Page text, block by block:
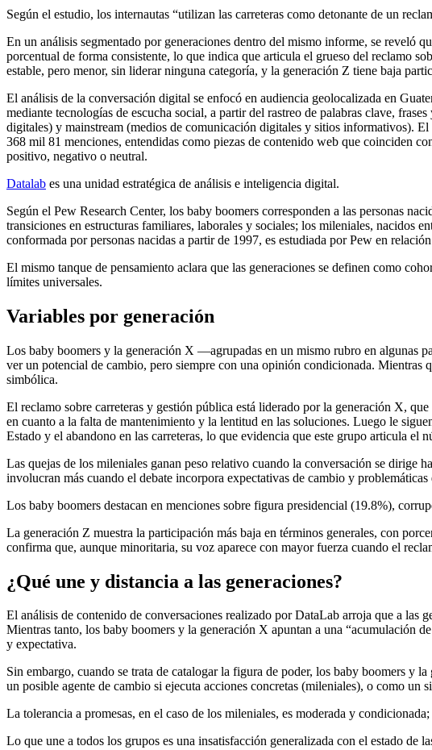
Según el estudio, los internautas “utilizan las carreteras como detonante de un
En un análisis segmentado por generaciones dentro del mismo informe, se reveló
porcentual de forma consistente, lo que indica que articula el grueso del reclamo
estable, pero menor, sin liderar ninguna categoría, y la generación Z tiene baja
El análisis de la conversación digital se enfocó en audiencia geolocalizada en
mediante tecnologías de escucha social, a partir del rastreo de palabras clave,
digitales) y mainstream (medios de comunicación digitales y sitios informativos).
368 mil 81 menciones, entendidas como piezas de contenido web que coinciden
positivo, negativo o neutral.
Datalab es una unidad estratégica de análisis e inteligencia digital.
Según el Pew Research Center, los baby boomers corresponden a las personas
transiciones en estructuras familiares, laborales y sociales; los mileniales, nacidos
conformada por personas nacidas a partir de 1997, es estudiada por Pew en
El mismo tanque de pensamiento aclara que las generaciones se definen como
límites universales.
Variables por generación
Los baby boomers y la generación X —agrupadas en un mismo rubro en algunas
ver un potencial de cambio, pero siempre con una opinión condicionada. Mientras
simbólica.
El reclamo sobre carreteras y gestión pública está liderado por la generación X,
en cuanto a la falta de mantenimiento y la lentitud en las soluciones. Luego le
Estado y el abandono en las carreteras, lo que evidencia que este grupo articula el
Las quejas de los mileniales ganan peso relativo cuando la conversación se dirige
involucran más cuando el debate incorpora expectativas de cambio y problemáticas
Los baby boomers destacan en menciones sobre figura presidencial (19.8%),
La generación Z muestra la participación más baja en términos generales, con
confirma que, aunque minoritaria, su voz aparece con mayor fuerza cuando el
¿Qué une y distancia a las generaciones?
El análisis de contenido de conversaciones realizado por DataLab arroja que a las
Mientras tanto, los baby boomers y la generación X apuntan a una “acumulación
y expectativa.
Sin embargo, cuando se trata de catalogar la figura de poder, los baby boomers y
un posible agente de cambio si ejecuta acciones concretas (mileniales), o como un
La tolerancia a promesas, en el caso de los mileniales, es moderada y
Lo que une a todos los grupos es una insatisfacción generalizada con el estado de